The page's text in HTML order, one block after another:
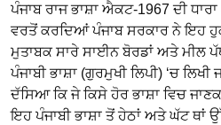
ਪੰਜਾਬ ਰਾਜ ਭਾਸ਼ਾ ਐਕਟ-1967 ਦੀ
ਵਰਤੋਂ ਕਰਦਿਆਂ ਪੰਜਾਬ ਸਰਕਾਰ ਨੇ ਇਹ
ਮੁਤਾਬਕ ਸਾਰੇ ਸਾਈਨ ਬੋਰਡਾਂ ਅਤੇ ਮੀਲ
ਪੰਜਾਬੀ ਭਾਸ਼ਾ (ਗੁਰਮੁਖੀ ਲਿਪੀ) ‘ਚ
ਦੱਸਿਆ ਕਿ ਜੇ ਕਿਸੇ ਹੋਰ ਭਾਸ਼ਾ ਵਿਚ
ਇਹ ਪੰਜਾਬੀ ਭਾਸ਼ਾ ਤੋਂ ਹੇਠਾਂ ਅਤੇ ਘੱਟ ਥਾਂ